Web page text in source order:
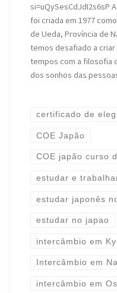
si=uQySesCdJdI2s6sP
foi criada em 1977
de Ueda, Província de
temos desafiado a
tempos com a filosofia
dos sonhos das
certificado de
COE Japão
COE japão curso
estudar e
estudar japonês
estudar no japao
intercâmbio em
Intercâmbio em
intercâmbio em